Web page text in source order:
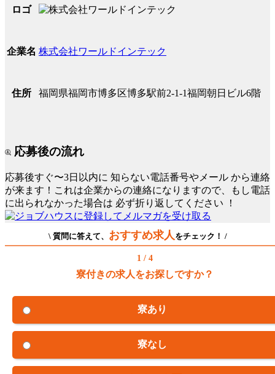
ロゴ
企業名 株式会社ワールドインテック
住所 福岡県福岡市博多区博多駅前2-1-1福岡朝日ビル6階
応募後の流れ
応募後すぐ〜3日以内に 知らない電話番号やメール から連絡
が来ます！これは企業からの連絡になりますので、もし電話
に出られなかった場合は 必ず折り返してください ！
\ 質問に答えて、 おすすめ求人 をチェック！ /
1 / 4
寮付きの求人をお探しですか？
寮あり
寮なし